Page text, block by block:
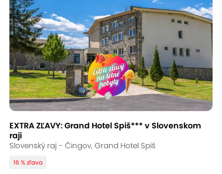
EXTRA ZĽAVY: Grand Hotel Spiš*** v Slovenskom
raji
Slovenský raj - Čingov, Grand Hotel Spiš
16 % zľava